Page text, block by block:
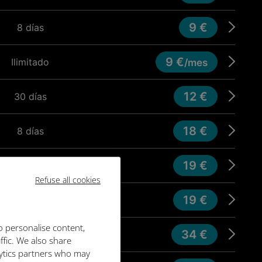
Refuse all cookies
personalise content,
We also share
partners who may
8 días 9 €
Ilimitado 9 €/mes
30 días 12 €
8 días 18 €
19 €
19 €
30 días 34 €